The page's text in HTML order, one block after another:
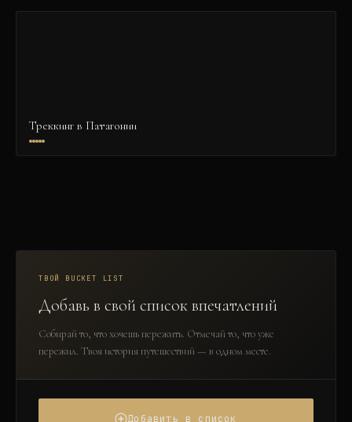
Треккинг в Патагонии
ТВОЙ BUCKET LIST
Добавь в свой список впечатлений
Собирай то, что хочешь пережить. Отмечай то, что уже
пережил. Твоя история путешествий — в одном месте.
Добавить в список